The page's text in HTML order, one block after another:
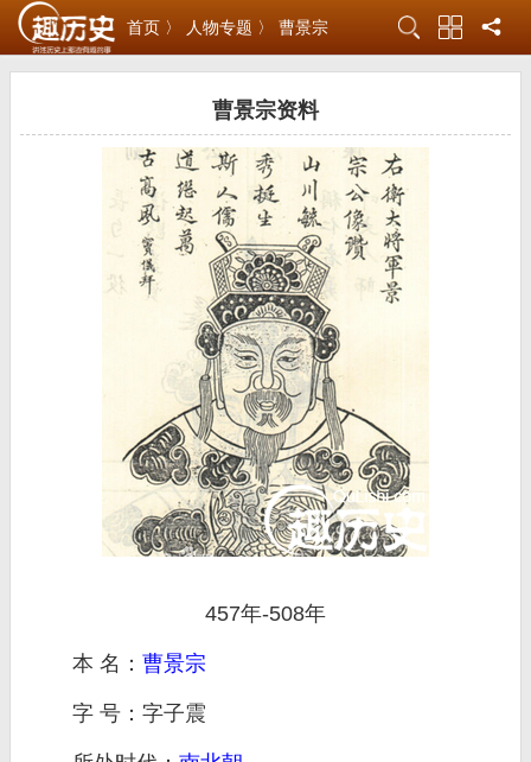
首页 〉 人物专题 〉 曹景宗
曹景宗资料
457年-508年
本 名： 曹景宗
字 号：字子震